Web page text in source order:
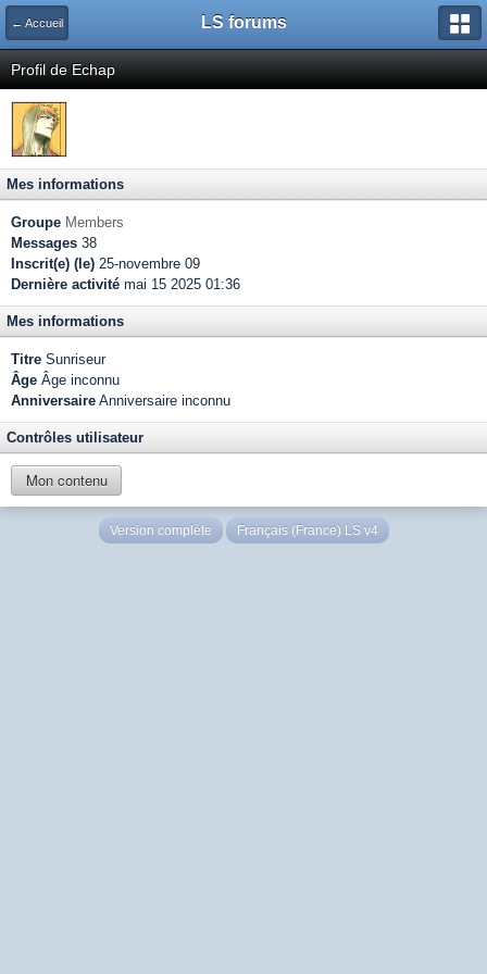
← Accueil LS forums
Profil de Echap
Mes informations
Groupe Members
Messages 38
Inscrit(e) (le) 25-novembre 09
Dernière activité mai 15 2025 01:36
Mes informations
Titre Sunriseur
Âge Âge inconnu
Anniversaire Anniversaire inconnu
Contrôles utilisateur
Mon contenu
Version complète Français (France) LS v4